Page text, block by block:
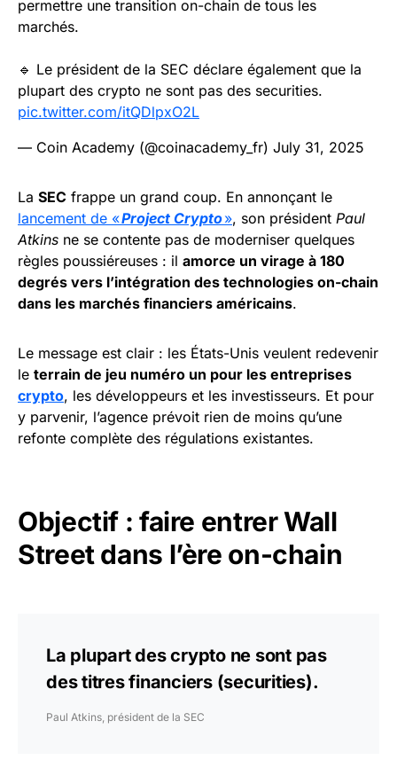
permettre une transition on-chain de tous les
marchés.
🔹 Le président de la SEC déclare également que la
plupart des crypto ne sont pas des securities.
pic.twitter.com/itQDlpxO2L
— Coin Academy (@coinacademy_fr) July 31, 2025
La SEC frappe un grand coup. En annonçant le
lancement de «Project Crypto», son président Paul
Atkins ne se contente pas de moderniser quelques
règles poussiéreuses : il amorce un virage à 180
degrés vers l’intégration des technologies on-chain
dans les marchés financiers américains.
Le message est clair : les États-Unis veulent redevenir
le terrain de jeu numéro un pour les entreprises
crypto, les développeurs et les investisseurs. Et pour
y parvenir, l’agence prévoit rien de moins qu’une
refonte complète des régulations existantes.
Objectif : faire entrer Wall
Street dans l’ère on-chain
La plupart des crypto ne sont pas
des titres financiers (securities).
Paul Atkins, président de la SEC